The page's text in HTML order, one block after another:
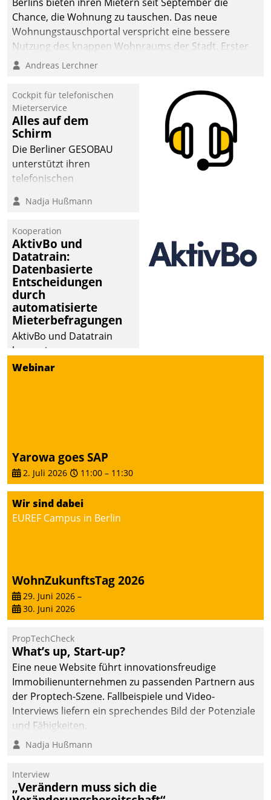
sich dabei für den Betrieb
der Lösung über die SAP
Cloud Platform
entschieden - als erstes
Unternehmen am
Chance, die Wohnung zu tauschen. Das neue
Wohnungstauschportal verspricht eine bessere
Nutzung des knappen Wohnraums der Stadt. Erster
Anwendungsfall für Datatrains Lösung API-Hub mit
Unternehmen.
Andreas Lerchner
Cockpit für telefonischen
Mieterservice
Alles auf dem
Schirm
Die Berliner GESOBAU
unterstützt ihren
telefonischen
digitalen Cockpit, das
passende Fragen und
Schlagworte auswirft.
Eine intuitive
Dialogführung ermöglicht
dem externen
Serviceteam, Anrufe von
Mietenden zügiger und
effizienter zu bearbeiten.
Nadja Hußmann
Kooperation
AktivBo und
Datatrain:
Datenbasierte
Entscheidungen
durch
automatisierte
Mieterbefragungen
AktivBo und Datatrain
kooperieren –
Immobilienunternehmen
zielgerichtete
Mieterbefragungen – eine
starke Grundlage für
intelligente,
datengestützte
Entscheidungen.
Webinar
Yarowa goes SAP
2. Juli 2026 11:00 – 11:30
Wir sind dabei
EUREF Campus in Berlin
WohnZukunftsTag 2026
29. Juni 2026 –
30. Juni 2026
PropTechCheck
What’s up, Start-up?
Eine neue Website führt innovationsfreudige
Immobilienunternehmen zu passenden Partnern aus
der Proptech-Szene. Fallbeispiele und Video-
Interviews liefern ein sprechendes Bild der Potenziale
und Fähigkeiten.
Nadja Hußmann
Interview
„Verändern muss sich die